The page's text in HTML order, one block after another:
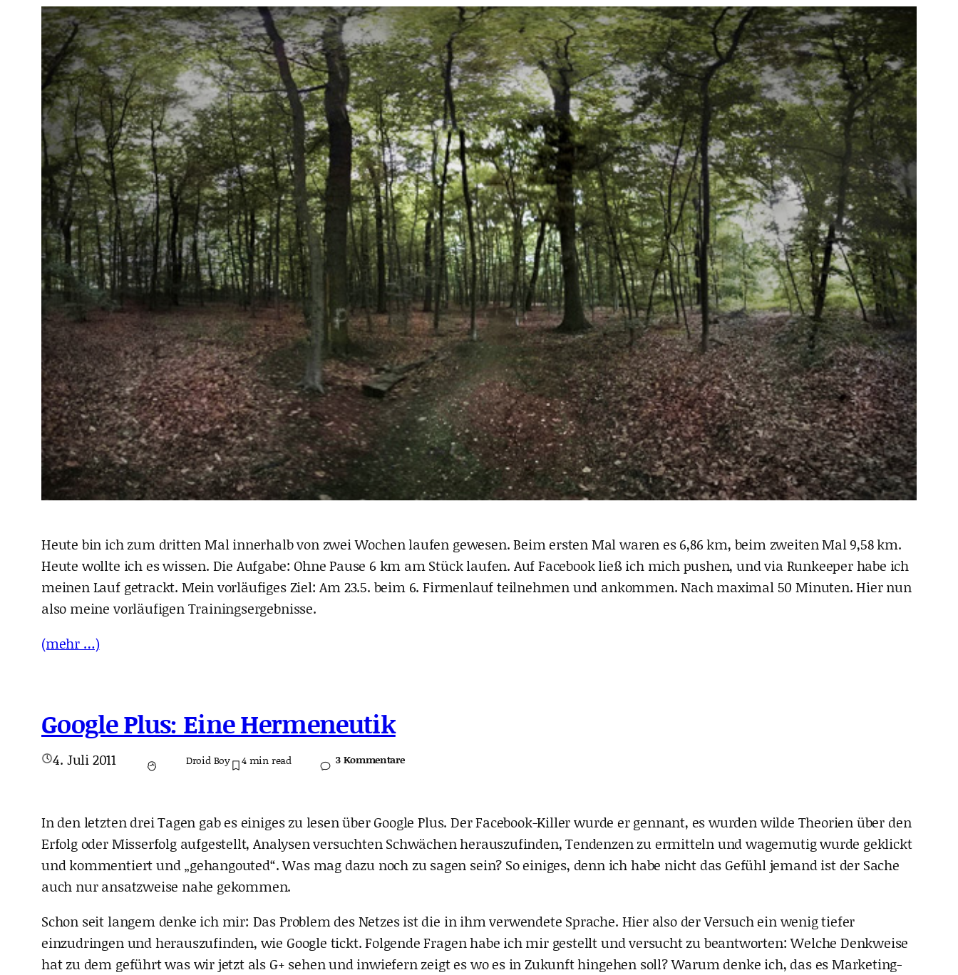
Heute bin ich zum dritten Mal innerhalb von zwei Wochen laufen gewesen. Beim ersten Mal waren es 6,86 km, beim zweiten Mal 9,58 km.
Heute wollte ich es wissen. Die Aufgabe: Ohne Pause 6 km am Stück laufen. Auf Facebook ließ ich mich pushen, und via Runkeeper habe ich
meinen Lauf getrackt. Mein vorläufiges Ziel: Am 23.5. beim 6. Firmenlauf teilnehmen und ankommen. Nach maximal 50 Minuten. Hier nun
also meine vorläufigen Trainingsergebnisse.
(mehr …)
Google Plus: Eine Hermeneutik
4. Juli 2011 Droid Boy 4 min read 3 Kommentare
In den letzten drei Tagen gab es einiges zu lesen über Google Plus. Der Facebook-Killer wurde er gennant, es wurden wilde Theorien über den
Erfolg oder Misserfolg aufgestellt, Analysen versuchten Schwächen herauszufinden, Tendenzen zu ermitteln und wagemutig wurde geklickt
und kommentiert und „gehangouted“. Was mag dazu noch zu sagen sein? So einiges, denn ich habe nicht das Gefühl jemand ist der Sache
auch nur ansatzweise nahe gekommen.
Schon seit langem denke ich mir: Das Problem des Netzes ist die in ihm verwendete Sprache. Hier also der Versuch ein wenig tiefer
einzudringen und herauszufinden, wie Google tickt. Folgende Fragen habe ich mir gestellt und versucht zu beantworten: Welche Denkweise
hat zu dem geführt was wir jetzt als G+ sehen und inwiefern zeigt es wo es in Zukunft hingehen soll? Warum denke ich, das es Marketing-